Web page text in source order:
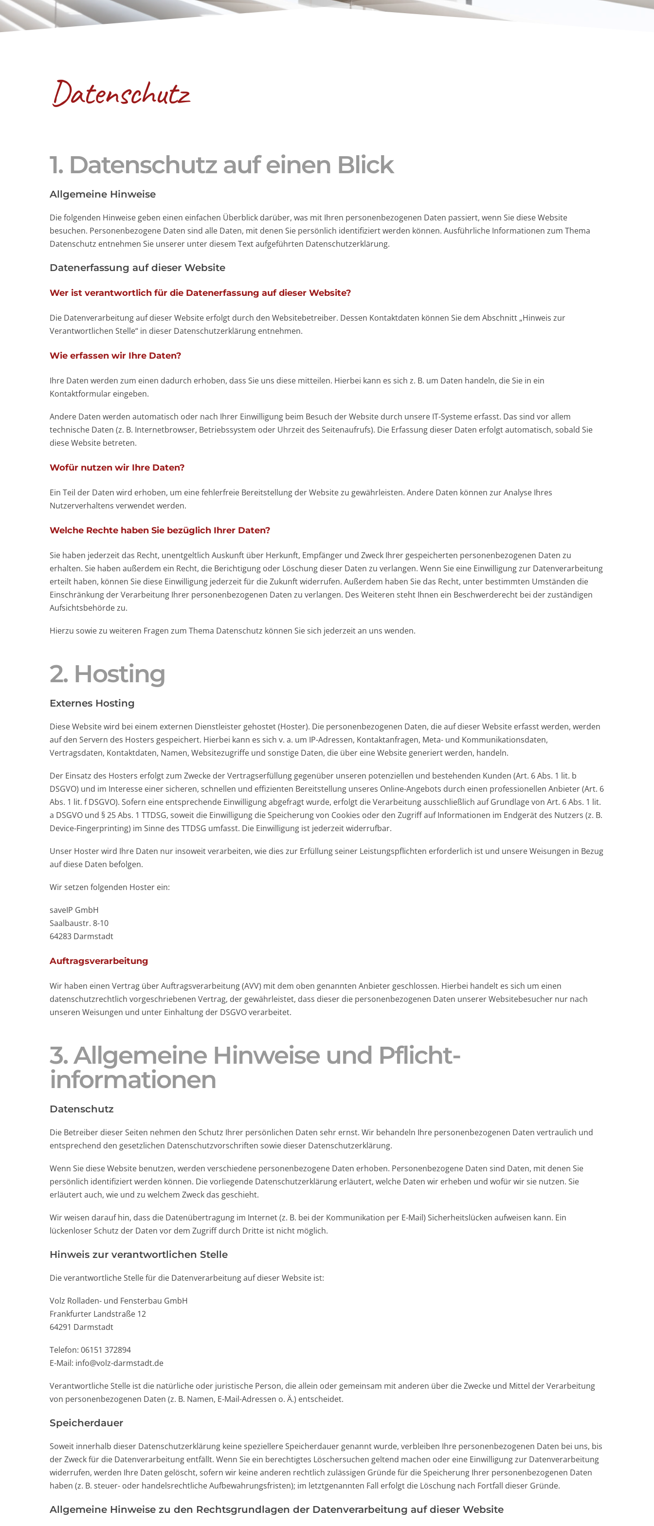
Datenschutz
1. Datenschutz auf einen Blick
Allgemeine Hinweise
Die folgenden Hinweise geben einen einfachen Überblick darüber, was mit Ihren personenbezogenen Daten passiert, wenn Sie diese Website
besuchen. Personenbezogene Daten sind alle Daten, mit denen Sie persönlich identifiziert werden können. Ausführliche Informationen zum Thema
Datenschutz entnehmen Sie unserer unter diesem Text aufgeführten Datenschutzerklärung.
Datenerfassung auf dieser Website
Wer ist verantwortlich für die Datenerfassung auf dieser Website?
Die Datenverarbeitung auf dieser Website erfolgt durch den Websitebetreiber. Dessen Kontaktdaten können Sie dem Abschnitt „Hinweis zur
Verantwortlichen Stelle“ in dieser Datenschutzerklärung entnehmen.
Wie erfassen wir Ihre Daten?
Ihre Daten werden zum einen dadurch erhoben, dass Sie uns diese mitteilen. Hierbei kann es sich z. B. um Daten handeln, die Sie in ein
Kontaktformular eingeben.
Andere Daten werden automatisch oder nach Ihrer Einwilligung beim Besuch der Website durch unsere IT-Systeme erfasst. Das sind vor allem
technische Daten (z. B. Internetbrowser, Betriebssystem oder Uhrzeit des Seitenaufrufs). Die Erfassung dieser Daten erfolgt automatisch, sobald Sie
diese Website betreten.
Wofür nutzen wir Ihre Daten?
Ein Teil der Daten wird erhoben, um eine fehlerfreie Bereitstellung der Website zu gewährleisten. Andere Daten können zur Analyse Ihres
Nutzerverhaltens verwendet werden.
Welche Rechte haben Sie bezüglich Ihrer Daten?
Sie haben jederzeit das Recht, unentgeltlich Auskunft über Herkunft, Empfänger und Zweck Ihrer gespeicherten personenbezogenen Daten zu
erhalten. Sie haben außerdem ein Recht, die Berichtigung oder Löschung dieser Daten zu verlangen. Wenn Sie eine Einwilligung zur Datenverarbeitung
erteilt haben, können Sie diese Einwilligung jederzeit für die Zukunft widerrufen. Außerdem haben Sie das Recht, unter bestimmten Umständen die
Einschränkung der Verarbeitung Ihrer personenbezogenen Daten zu verlangen. Des Weiteren steht Ihnen ein Beschwerderecht bei der zuständigen
Aufsichtsbehörde zu.
Hierzu sowie zu weiteren Fragen zum Thema Datenschutz können Sie sich jederzeit an uns wenden.
2. Hosting
Externes Hosting
Diese Website wird bei einem externen Dienstleister gehostet (Hoster). Die personenbezogenen Daten, die auf dieser Website erfasst werden, werden
auf den Servern des Hosters gespeichert. Hierbei kann es sich v. a. um IP-Adressen, Kontaktanfragen, Meta- und Kommunikationsdaten,
Vertragsdaten, Kontaktdaten, Namen, Websitezugriffe und sonstige Daten, die über eine Website generiert werden, handeln.
Der Einsatz des Hosters erfolgt zum Zwecke der Vertragserfüllung gegenüber unseren potenziellen und bestehenden Kunden (Art. 6 Abs. 1 lit. b
DSGVO) und im Interesse einer sicheren, schnellen und effizienten Bereitstellung unseres Online-Angebots durch einen professionellen Anbieter (Art. 6
Abs. 1 lit. f DSGVO). Sofern eine entsprechende Einwilligung abgefragt wurde, erfolgt die Verarbeitung ausschließlich auf Grundlage von Art. 6 Abs. 1 lit.
a DSGVO und § 25 Abs. 1 TTDSG, soweit die Einwilligung die Speicherung von Cookies oder den Zugriff auf Informationen im Endgerät des Nutzers (z. B.
Device-Fingerprinting) im Sinne des TTDSG umfasst. Die Einwilligung ist jederzeit widerrufbar.
Unser Hoster wird Ihre Daten nur insoweit verarbeiten, wie dies zur Erfüllung seiner Leistungspflichten erforderlich ist und unsere Weisungen in Bezug
auf diese Daten befolgen.
Wir setzen folgenden Hoster ein:
saveIP GmbH
Saalbaustr. 8-10
64283 Darmstadt
Auftragsverarbeitung
Wir haben einen Vertrag über Auftragsverarbeitung (AVV) mit dem oben genannten Anbieter geschlossen. Hierbei handelt es sich um einen
datenschutzrechtlich vorgeschriebenen Vertrag, der gewährleistet, dass dieser die personenbezogenen Daten unserer Websitebesucher nur nach
unseren Weisungen und unter Einhaltung der DSGVO verarbeitet.
3. Allgemeine Hinweise und Pflicht­
informationen
Datenschutz
Die Betreiber dieser Seiten nehmen den Schutz Ihrer persönlichen Daten sehr ernst. Wir behandeln Ihre personenbezogenen Daten vertraulich und
entsprechend den gesetzlichen Datenschutzvorschriften sowie dieser Datenschutzerklärung.
Wenn Sie diese Website benutzen, werden verschiedene personenbezogene Daten erhoben. Personenbezogene Daten sind Daten, mit denen Sie
persönlich identifiziert werden können. Die vorliegende Datenschutzerklärung erläutert, welche Daten wir erheben und wofür wir sie nutzen. Sie
erläutert auch, wie und zu welchem Zweck das geschieht.
Wir weisen darauf hin, dass die Datenübertragung im Internet (z. B. bei der Kommunikation per E-Mail) Sicherheitslücken aufweisen kann. Ein
lückenloser Schutz der Daten vor dem Zugriff durch Dritte ist nicht möglich.
Hinweis zur verantwortlichen Stelle
Die verantwortliche Stelle für die Datenverarbeitung auf dieser Website ist:
Volz Rolladen- und Fensterbau GmbH
Frankfurter Landstraße 12
64291 Darmstadt
Telefon: 06151 372894
E-Mail: info@volz-darmstadt.de
Verantwortliche Stelle ist die natürliche oder juristische Person, die allein oder gemeinsam mit anderen über die Zwecke und Mittel der Verarbeitung
von personenbezogenen Daten (z. B. Namen, E-Mail-Adressen o. Ä.) entscheidet.
Speicherdauer
Soweit innerhalb dieser Datenschutzerklärung keine speziellere Speicherdauer genannt wurde, verbleiben Ihre personenbezogenen Daten bei uns, bis
der Zweck für die Datenverarbeitung entfällt. Wenn Sie ein berechtigtes Löschersuchen geltend machen oder eine Einwilligung zur Datenverarbeitung
widerrufen, werden Ihre Daten gelöscht, sofern wir keine anderen rechtlich zulässigen Gründe für die Speicherung Ihrer personenbezogenen Daten
haben (z. B. steuer- oder handelsrechtliche Aufbewahrungsfristen); im letztgenannten Fall erfolgt die Löschung nach Fortfall dieser Gründe.
Allgemeine Hinweise zu den Rechtsgrundlagen der Datenverarbeitung auf dieser Website